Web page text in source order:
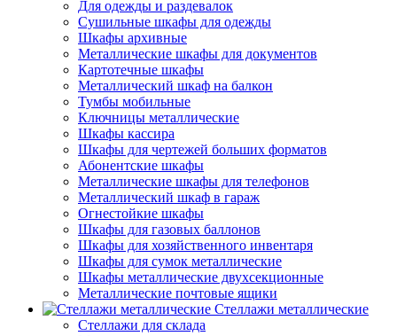
Для одежды и раздевалок
Сушильные шкафы для одежды
Шкафы архивные
Металлические шкафы для документов
Картотечные шкафы
Металлический шкаф на балкон
Тумбы мобильные
Ключницы металлические
Шкафы кассира
Шкафы для чертежей больших форматов
Абонентские шкафы
Металлические шкафы для телефонов
Металлический шкаф в гараж
Огнестойкие шкафы
Шкафы для газовых баллонов
Шкафы для хозяйственного инвентаря
Шкафы для сумок металлические
Шкафы металлические двухсекционные
Металлические почтовые ящики
Стеллажи металлические
Стеллажи для склада